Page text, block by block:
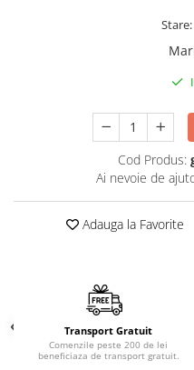
Stare:
Cod Produs:
Ai nevoie de
Adauga la Favorite
Transport Gratuit
Comenzile peste 200 de lei
beneficiaza de transport gratuit.